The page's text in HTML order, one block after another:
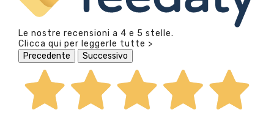
Le nostre recensioni a 4 e 5 stelle.
Clicca qui per leggerle tutte >
Precedente
Successivo